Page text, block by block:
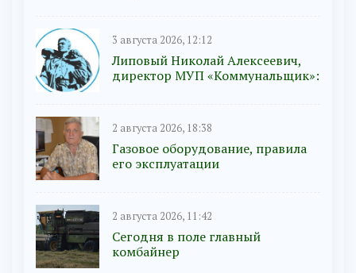
3 августа 2026, 12:12
Липовый Николай Алексеевич,
директор МУП «Коммунальщик»:
2 августа 2026, 18:38
Газовое оборудование, правила
его эксплуатации
2 августа 2026, 11:42
Сегодня в поле главный
комбайнер